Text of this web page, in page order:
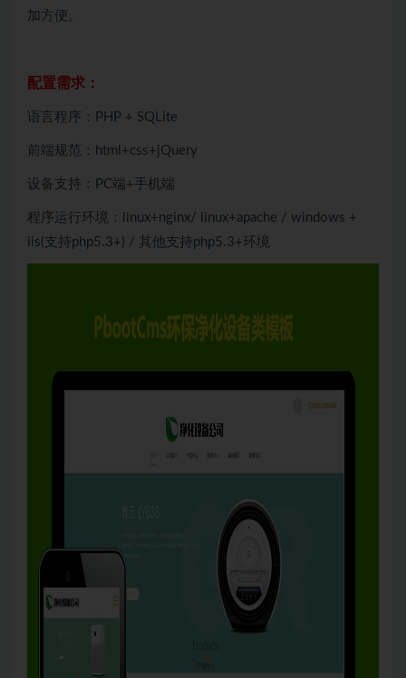
加方便。
配置需求：
语言程序：PHP + SQLite
前端规范：html+css+jQuery
设备支持：PC端+手机端
程序运行环境：linux+nginx/ linux+apache / windows +
iis(支持php5.3+) / 其他支持php5.3+环境